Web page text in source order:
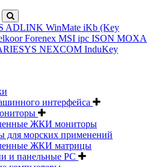
ADLINK WinMate iKb (Key
Forenex MSI ipc ISON MOXA
NEXCOM InduKey
интерфейса
ЖКИ мониторы
для морских применений
ЖКИ матрицы
и панельные РС